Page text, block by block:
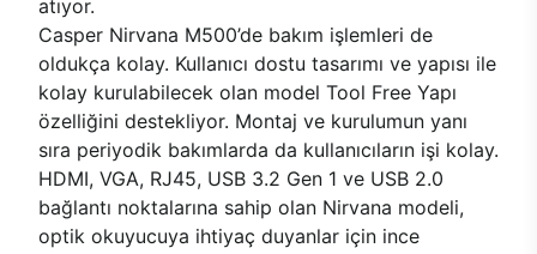
atıyor.
Casper Nirvana M500’de bakım işlemleri de
oldukça kolay. Kullanıcı dostu tasarımı ve yapısı ile
kolay kurulabilecek olan model Tool Free Yapı
özelliğini destekliyor. Montaj ve kurulumun yanı
sıra periyodik bakımlarda da kullanıcıların işi kolay.
HDMI, VGA, RJ45, USB 3.2 Gen 1 ve USB 2.0
bağlantı noktalarına sahip olan Nirvana modeli,
optik okuyucuya ihtiyaç duyanlar için ince